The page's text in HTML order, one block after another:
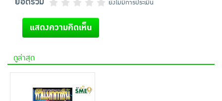
ยังไม่มีการประเมิน
แสดงความคิดเห็น
ดูล่าสุด